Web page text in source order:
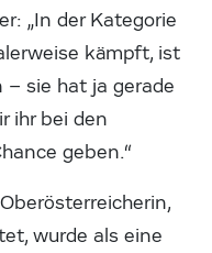
„In der Kategorie
kämpft, ist
sie hat ja gerade
ihr bei den
geben.“
wurde als eine